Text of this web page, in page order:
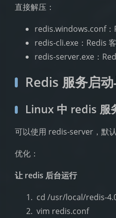
直接解压：
redis.windows.conf：
redis-cli.exe：Redis
redis-server.exe：
Redis 服务启动
Linux 中 redis 服
可以使用 redis-server，默
优化：
让 redis 后台运行
cd /usr/local/redis-
​ vim redis.conf